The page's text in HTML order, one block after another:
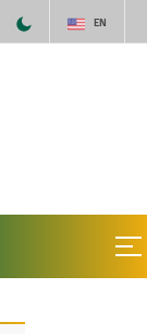
EN